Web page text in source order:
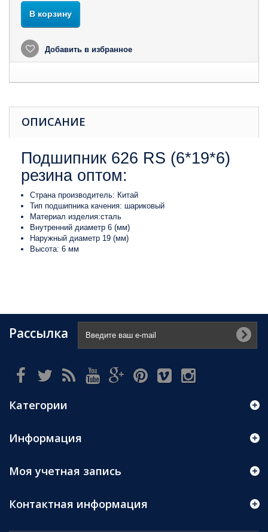
В корзину
Добавить в избранное
ОПИСАНИЕ
Подшипник 626 RS (6*19*6)
резина оптом:
Страна производитель: Китай
Тип подшипника качения: шариковый
Материал изделия:сталь
Внутренний диаметр 6 (мм)
Наружный диаметр 19 (мм)
Высота: 6 мм
Рассылка
Категории
Информация
Моя учетная запись
Контактная информация